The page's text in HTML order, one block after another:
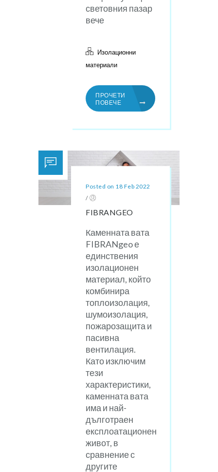
световния пазар
вече
Изолационни
материали
ПРОЧЕТИ
ПОВЕЧЕ
Posted on 18 Feb 2022
/
FIBRANGEO
Каменната вата
FIBRANgeo е
единствения
изолационен
материал, който
комбинира
топлоизолация,
шумоизолация,
пожарозащита и
пасивна
вентилация.
Като изключим
тези
характеристики,
каменната вата
има и най-
дълготраен
експлоатационен
живот, в
сравнение с
другите